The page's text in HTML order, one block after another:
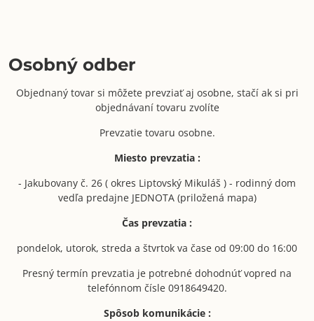
Osobný odber
Objednaný tovar si môžete prevziať aj osobne, stačí ak si pri
objednávaní tovaru zvolíte
Prevzatie tovaru osobne.
Miesto prevzatia :
- Jakubovany č. 26 ( okres Liptovský Mikuláš ) - rodinný dom
vedľa predajne JEDNOTA (priložená mapa)
Čas prevzatia :
pondelok, utorok, streda a štvrtok va čase od 09:00 do 16:00
Presný termín prevzatia je potrebné dohodnúť vopred na
telefónnom čísle 0918649420.
Spôsob komunikácie :